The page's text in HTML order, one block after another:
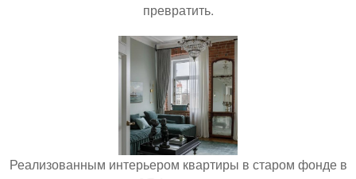
превратить.
Реализованным интерьером квартиры в старом фонде в